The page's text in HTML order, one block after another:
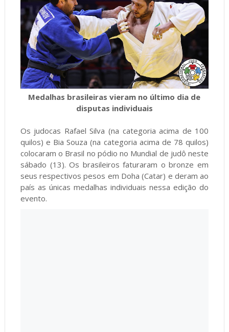
Medalhas brasileiras vieram no último dia de
disputas individuais
Os judocas Rafael Silva (na categoria acima de 100
quilos) e Bia Souza (na categoria acima de 78 quilos)
colocaram o Brasil no pódio no Mundial de judô neste
sábado (13). Os brasileiros faturaram o bronze em
seus respectivos pesos em Doha (Catar) e deram ao
país as únicas medalhas individuais nessa edição do
evento.